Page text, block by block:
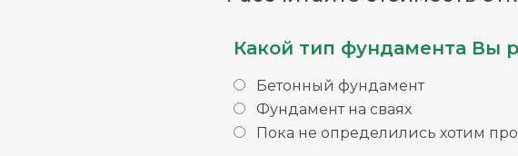
Какой тип фундамента Вы
Бетонный фундамент
Фундамент на сваях
Пока не определились хотим